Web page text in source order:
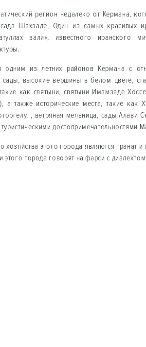
регион недалеко от Кермана,
Шахзаде, Один из самых красивых
вали», известного иранского
одним из летних районов Кермана с
сады, высокие вершины в белом цвете,
как святыни, святыни Имамзаде
а также исторические места, такие
, ветряная мельница, сады Алави
достопримечательностями
хозяйства этого города являются
этого города говорят на фарси с